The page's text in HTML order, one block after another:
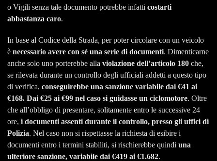
o Vigili senza tale documento potrebbe infatti costarti
abbastanza caro.
In base al Codice della Strada, per poter circolare con un veicolo
è necessario avere con sé una serie di documenti. Dimenticarne
anche solo uno porterebbe alla violazione dell’articolo 180 che,
se rilevata durante un controllo degli ufficiali addetti a questo tipo
di verifica, conseguirebbe una sanzione variabile dai €41 ai
€168. Dai €25 ai €99 nel caso si guidasse un ciclomotore. Oltre
che all’obbligo di presentare, solitamente entro le successive 24
ore, i documenti assenti durante il controllo, presso gli uffici di
Polizia. Nel caso non si rispettasse la richiesta di esibire i
documenti entro i termini stabiliti, si rischierebbe quindi una
ulteriore sanzione, variabile dai €419 ai €1.682.